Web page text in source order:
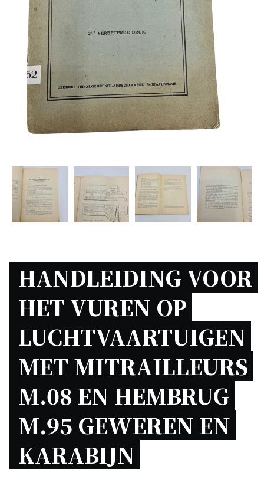
HANDLEIDING VOOR
HET VUREN OP
LUCHTVAARTUIGEN
MET MITRAILLEURS
M.08 EN HEMBRUG
M.95 GEWEREN EN
KARABIJN